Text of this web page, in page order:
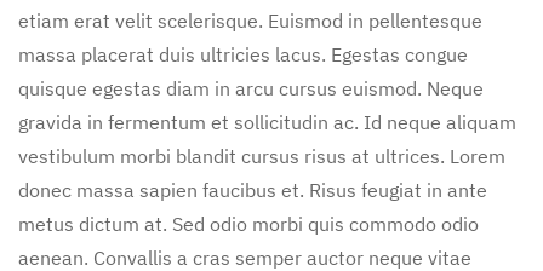
etiam erat velit scelerisque. Euismod in pellentesque
massa placerat duis ultricies lacus. Egestas congue
quisque egestas diam in arcu cursus euismod. Neque
gravida in fermentum et sollicitudin ac. Id neque aliquam
vestibulum morbi blandit cursus risus at ultrices. Lorem
donec massa sapien faucibus et. Risus feugiat in ante
metus dictum at. Sed odio morbi quis commodo odio
aenean. Convallis a cras semper auctor neque vitae